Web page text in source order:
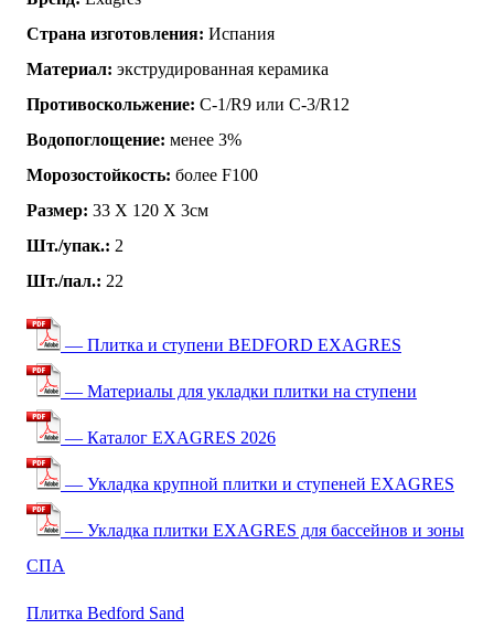
Страна изготовления: Испания
Материал: экструдированная керамика
Противоскольжение: C-1/R9 или C-3/R12
Водопоглощение: менее 3%
Морозостойкость: более F100
Размер: 33 Х 120 Х 3см
Шт./упак.: 2
Шт./пал.: 22
— Плитка и ступени BEDFORD EXAGRES
— Материалы для укладки плитки на ступени
— Каталог EXAGRES 2026
— Укладка крупной плитки и ступеней EXAGRES
— Укладка плитки EXAGRES для бассейнов и зоны
СПА
Плитка Bedford Sand